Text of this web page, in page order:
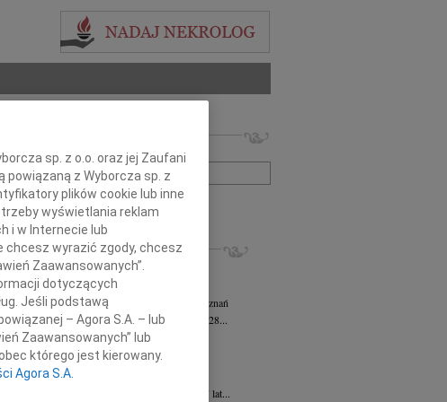
Imię i nazwisko lub numer ogłoszenia:
+ szukanie zaawansowane
INNE NEKROLOGI
Tadeusz Kotłowski05.08.2026
Z ogromnym żalem i bólem w sercu...
Krystyna Kowandywiek: 93
Poznań
Z głębokim żalem zawiadamiamy, że w dniu 28...
Krystyna Janowicz24.07.2026
"Pan jest Pasterzem moim, niczego mi nie...
Zbigniew Zygmunt
W dniu 9 lipca 2026 roku, zmarł w wieku 87 lat...
sp. z o.o. oraz jej Zaufani
powiązaną z Wyborcza sp. z
plików cookie lub inne
wyświetlania reklam
i w Internecie lub
chcesz wyrazić zgody, chcesz
Zaawansowanych”.
dotyczących
Jeśli podstawą
– Agora S.A. – lub
Zaawansowanych” lub
którego jest kierowany.
Agora S.A.